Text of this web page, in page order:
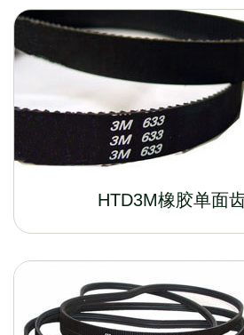
HTD3M橡胶单面